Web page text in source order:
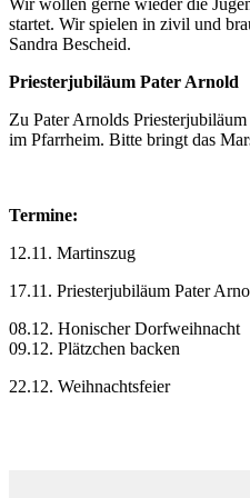
Wir wollen gerne wieder die
startet. Wir spielen in zivil und
Sandra Bescheid.
Priesterjubiläum Pater Arnold
Zu Pater Arnolds
im Pfarrheim. Bitte bringt das
Termine:
12.11. Martinszug
17.11. Priesterjubiläum Pater
08.12. Honischer Dorfweihnacht
09.12. Plätzchen backen
22.12. Weihnachtsfeier